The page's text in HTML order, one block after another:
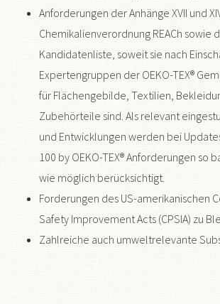
Anforderungen der Anhänge XVII und
Chemikalienverordnung REACh sowie
Kandidatenliste, soweit sie nach
Expertengruppen der OEKO-TEX®
für Flächengebilde, Textilien,
Zubehörteile sind. Als relevant
und Entwicklungen werden bei
100 by OEKO-TEX® Anforderungen so
wie möglich berücksichtigt.
Forderungen des US-amerikanischen
Safety Improvement Acts (CPSIA) zu
Zahlreiche auch umweltrelevante